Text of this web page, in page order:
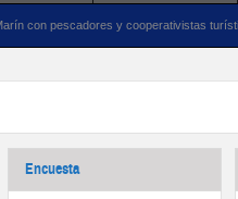
y cooperativistas turísticos de Puerto
Encuesta